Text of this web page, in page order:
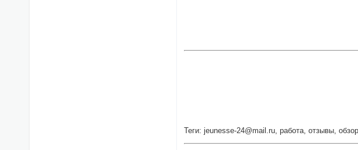
Теги: jeunesse-24@mail.ru, работа, отзывы,